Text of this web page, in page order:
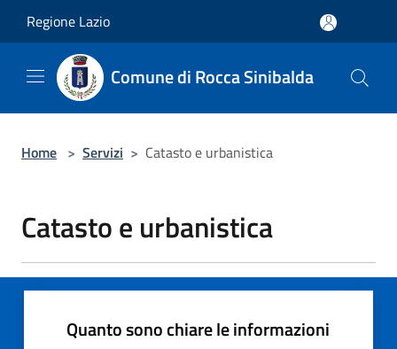
Regione Lazio
Comune di Rocca Sinibalda
Home > Servizi > Catasto e urbanistica
Catasto e urbanistica
Quanto sono chiare le informazioni